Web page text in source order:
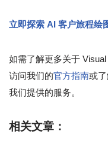
立即探索 AI 客户旅程绘
如需了解更多关于
访问我们的官方指南或
我们提供的服务。
相关文章：